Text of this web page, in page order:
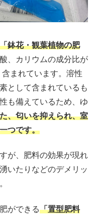
鉢花・観葉植物の肥
、カリウムの成分比が
まれています。溶性
として含まれているも
も備えているため、ゆ
、匂いを抑えられ、室
つです。
が、肥料の効果が現れ
いたりなどのデメリッ
ができる「置型肥料